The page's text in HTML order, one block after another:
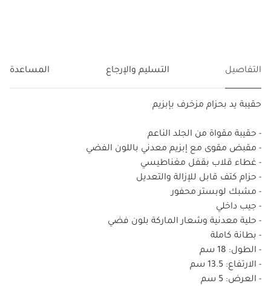
التفاصيل التسليم والإرجاع المساعدة
حقيبة يد بحزام مزخرف بإبزيم
- حقيبة مقواة من الجلد الناعم
- مقبض مقوى مع إبزيم معدني باللون الفضي
- غطاء قلاب بقفل مغناطيسي
- حزام كتف قابل للإزالة والتعديل
- مشبك لوبستر محفور
- جيب داخلي
- حلية معدنية وشعار الماركة بلون فضي
- بطانة كاملة
- الطول: 18 سم
- الارتفاع: 13.5 سم
- العرض: 5 سم